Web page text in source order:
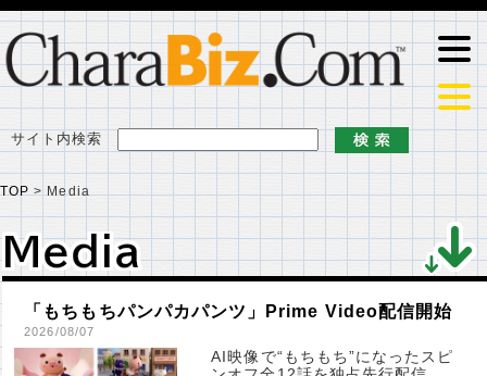
サイト内検索
TOP > Media
Media
Media
「もちもちパンパカパンツ」Prime Video配信開始
2026/08/07
AI映像で“もちもち”になったスピ